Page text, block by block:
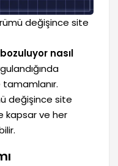
değişince site
nasıl
değişince site
kapsar ve her